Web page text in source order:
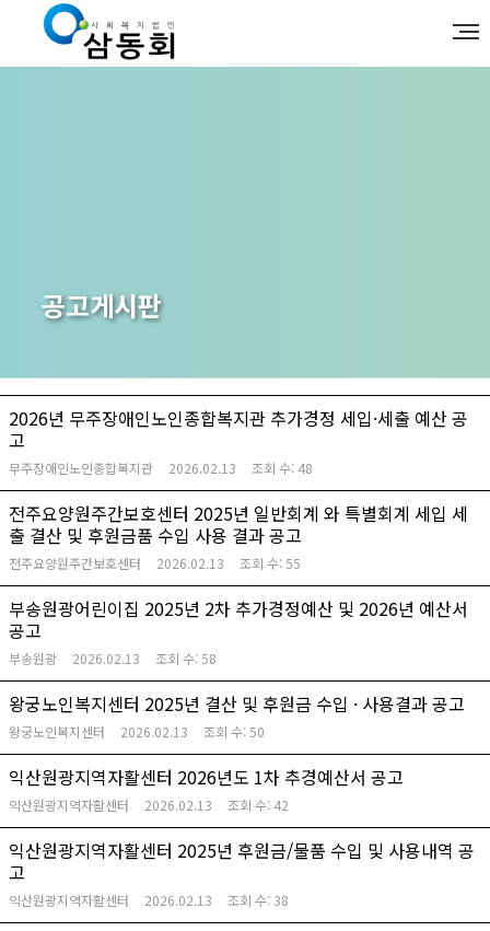
공고게시판
2026년 무주장애인노인종합복지관 추가경정 세입·세출 예산 공
고
무주장애인노인종합복지관 2026.02.13 조회 수: 48
전주요양원주간보호센터 2025년 일반회계 와 특별회계 세입 세
출 결산 및 후원금품 수입 사용 결과 공고
전주요양원주간보호센터 2026.02.13 조회 수:55
부송원광어린이집 2025년 2차 추가경정예산 및 2026년 예산서
공고
부송원광 2026.02.13 조회 수:58
왕궁노인복지센터 2025년 결산 및 후원금 수입 · 사용결과 공고
왕궁노인복지센터 2026.02.13 조회 수:50
익산원광지역자활센터 2026년도 1차 추경예산서 공고
익산원광지역자활센터 2026.02.13 조회 수: 42
익산원광지역자활센터 2025년 후원금/물품 수입 및 사용내역 공
고
익산원광지역자활센터 2026.02.13 조회 수: 38